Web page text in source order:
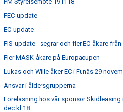
PM Styrelsemöte 191118
FEC-update
EC-update
FIS-update - segrar och fler EC-åkare från
Fler MASK-åkare på Europacupen
Lukas och Wille åker EC i Funäs 29
Ansvar i åldersgrupperna
Föreläsning hos vår sponsor Skidleasing
dec kl 18